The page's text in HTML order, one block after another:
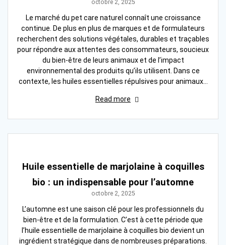
octobre 2, 2025
Le marché du pet care naturel connaît une croissance
continue. De plus en plus de marques et de formulateurs
recherchent des solutions végétales, durables et traçables
pour répondre aux attentes des consommateurs, soucieux
du bien-être de leurs animaux et de l’impact
environnemental des produits qu’ils utilisent. Dans ce
contexte, les huiles essentielles répulsives pour animaux…
Read more
Huile essentielle de marjolaine à coquilles
bio : un indispensable pour l’automne
octobre 2, 2025
L’automne est une saison clé pour les professionnels du
bien-être et de la formulation. C’est à cette période que
l’huile essentielle de marjolaine à coquilles bio devient un
ingrédient stratégique dans de nombreuses préparations.